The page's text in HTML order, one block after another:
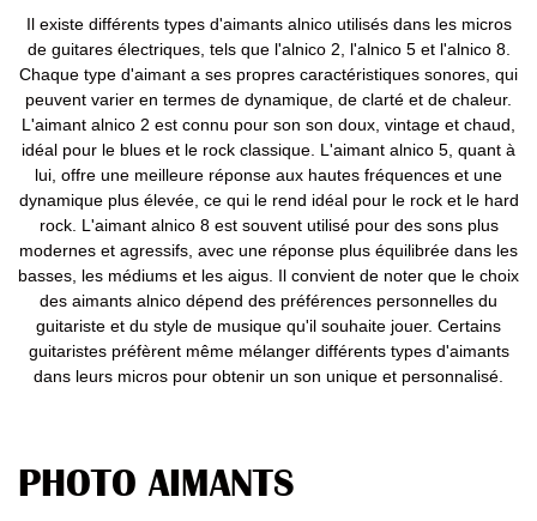
Il existe différents types d'aimants alnico utilisés dans les micros
de guitares électriques, tels que l'alnico 2, l'alnico 5 et l'alnico 8.
Chaque type d'aimant a ses propres caractéristiques sonores, qui
peuvent varier en termes de dynamique, de clarté et de chaleur.
L'aimant alnico 2 est connu pour son son doux, vintage et chaud,
idéal pour le blues et le rock classique. L'aimant alnico 5, quant à
lui, offre une meilleure réponse aux hautes fréquences et une
dynamique plus élevée, ce qui le rend idéal pour le rock et le hard
rock. L'aimant alnico 8 est souvent utilisé pour des sons plus
modernes et agressifs, avec une réponse plus équilibrée dans les
basses, les médiums et les aigus. Il convient de noter que le choix
des aimants alnico dépend des préférences personnelles du
guitariste et du style de musique qu'il souhaite jouer. Certains
guitaristes préfèrent même mélanger différents types d'aimants
dans leurs micros pour obtenir un son unique et personnalisé.
PHOTO AIMANTS